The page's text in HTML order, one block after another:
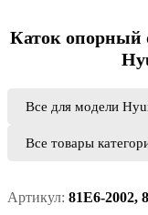
Каток опорный
Все для модели
Все товары
Артикул: 81E6-2002,